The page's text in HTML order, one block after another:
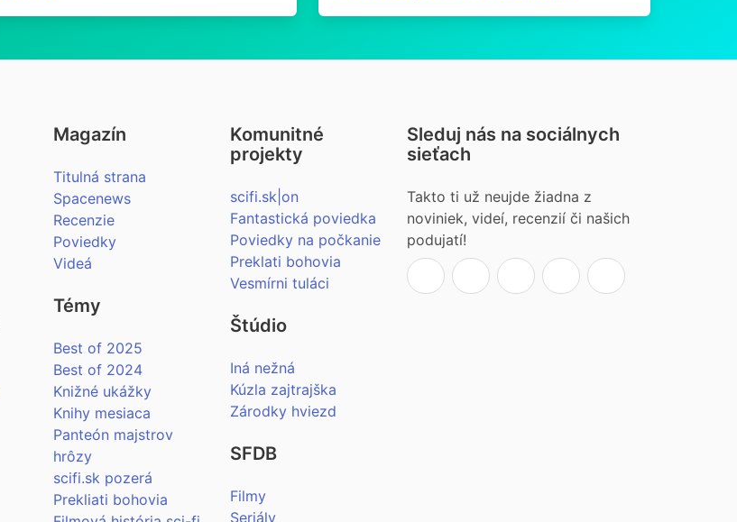
Magazín
Titulná strana
Spacenews
Recenzie
Poviedky
Videá
Témy
Best of 2025
Best of 2024
Knižné ukážky
Knihy mesiaca
Panteón majstrov
hrôzy
scifi.sk pozerá
Prekliati bohovia
Komunitné
projekty
scifi.sk|on
Fantastická poviedka
Poviedky na počkanie
Preklati bohovia
Vesmírni tuláci
Štúdio
Iná nežná
Kúzla zajtrajška
Zárodky hviezd
SFDB
Filmy
Seriály
Sleduj nás na sociálnych
sieťach
Takto ti už neujde žiadna z
noviniek, videí, recenzií či našich
podujatí!